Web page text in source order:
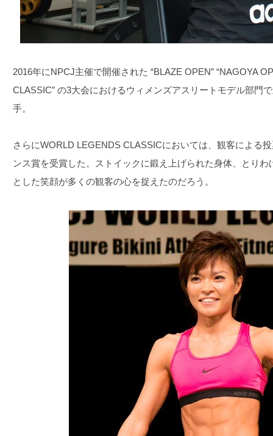
2016年にNPCJ主催で開催された “BLAZE OPEN” “NAGOYA
CLASSIC” の3大会におけるウィメンズアスリートモデル部門
手。
さらにWORLD LEGENDS CLASSICにおいては、観客による
ンス賞を受賞した。ストイックに鍛え上げられた身体、とり
とした笑顔が多くの観客の心を捉えたのだろう。